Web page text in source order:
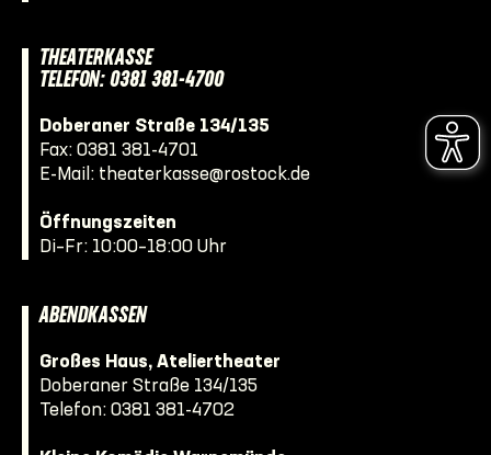
THEATERKASSE
TELEFON: 0381 381-4700
Doberaner Straße 134/135
Fax: 0381 381-4701
E-Mail: theaterkasse@rostock.de
Öffnungszeiten
Di–Fr: 10:00–18:00 Uhr
ABENDKASSEN
Großes Haus, Ateliertheater
Doberaner Straße 134/135
Telefon: 0381 381-4702